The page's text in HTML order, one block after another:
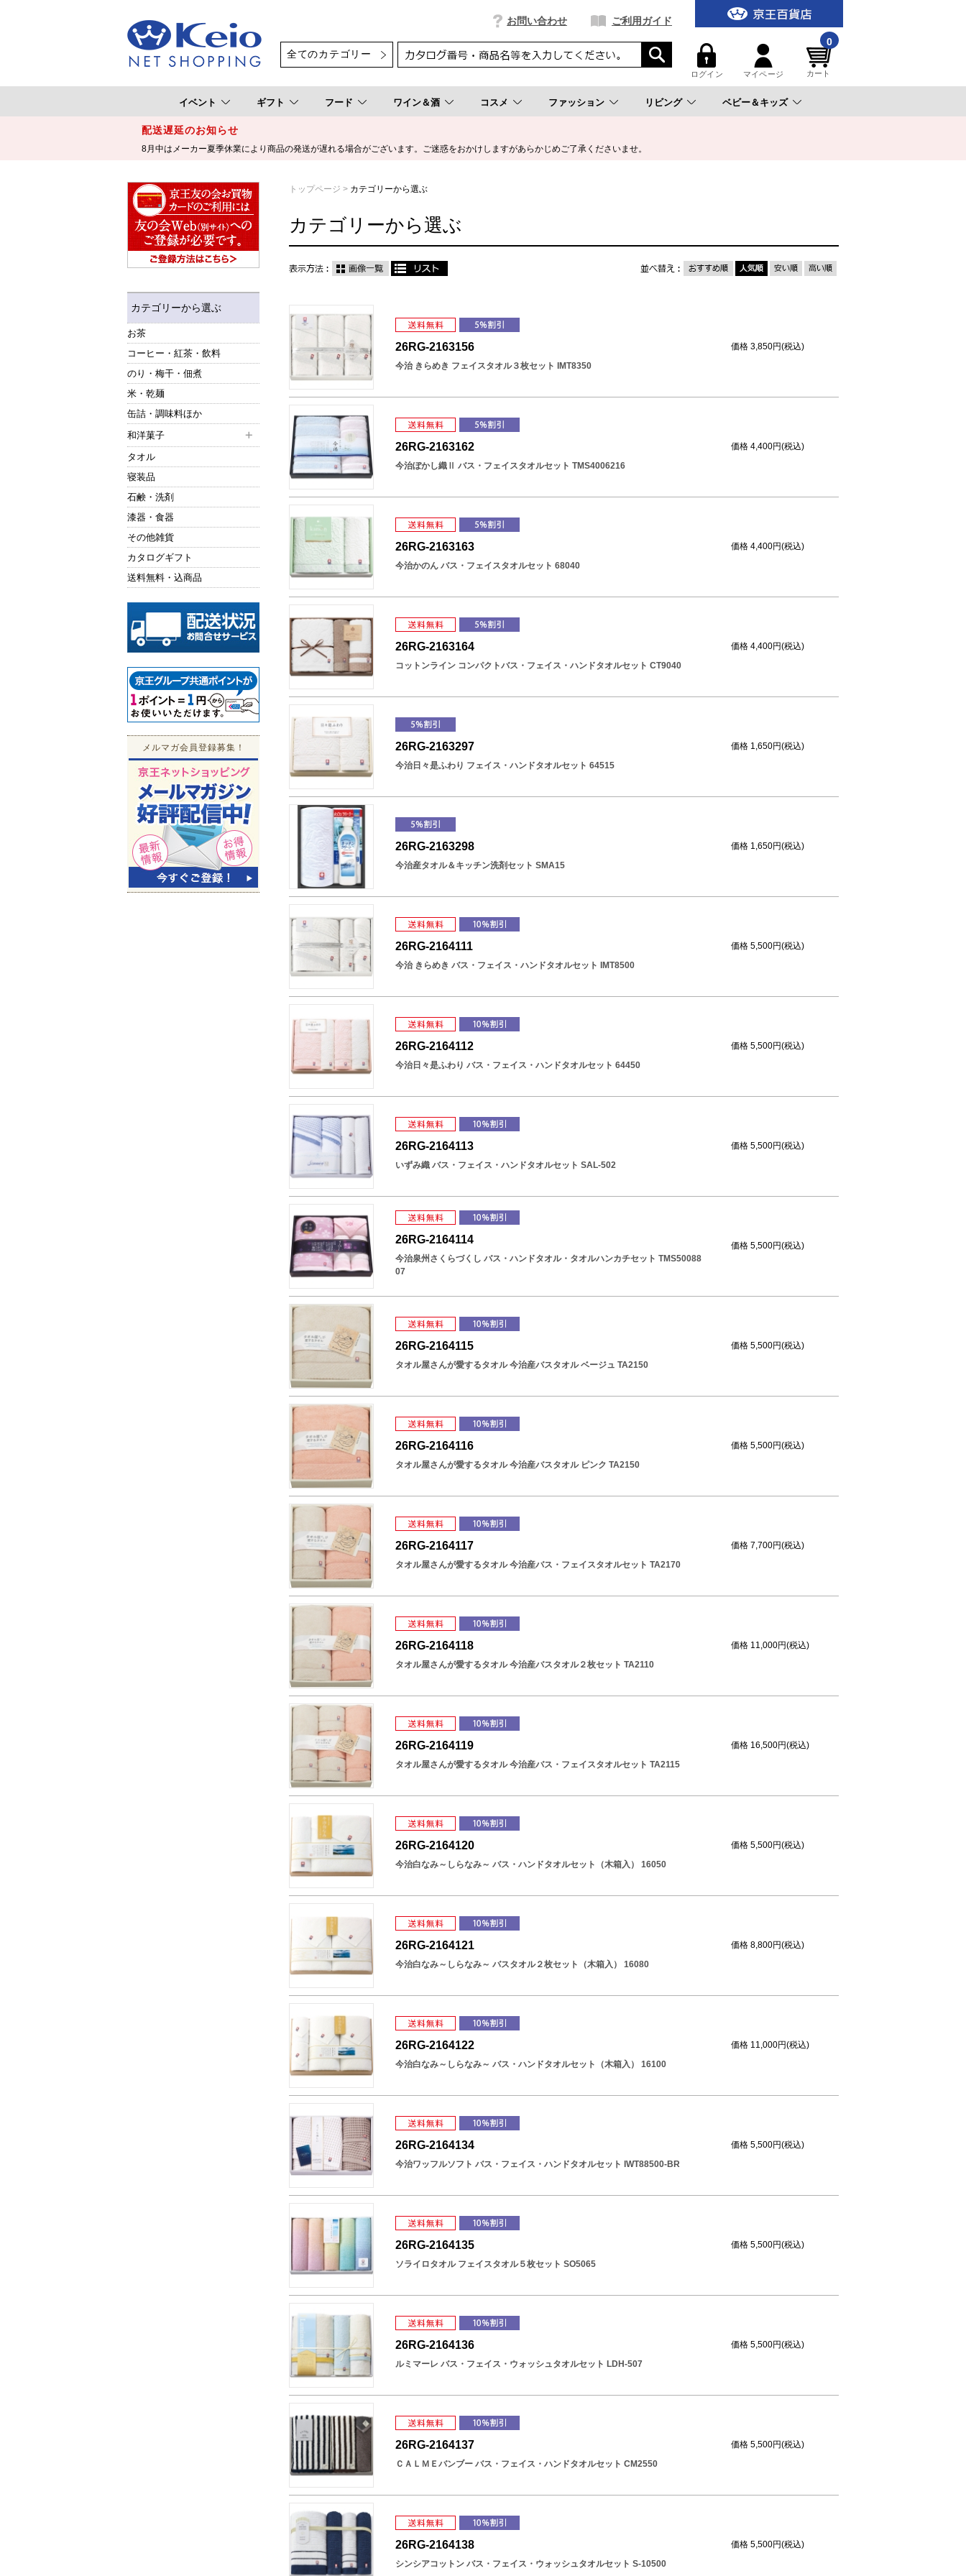
お問い合わせ ご利用ガイド
ログイン マイページ
0
カート
イベント ギフト フード ワイン＆酒 コスメ ファッション リビング ベビー＆キッズ
配送遅延のお知らせ
8月中はメーカー夏季休業により商品の発送が遅れる場合がございます。ご迷惑をおかけしますがあらかじめご了承くださいませ。
カテゴリーから選ぶ
お茶
コーヒー・紅茶・飲料
のり・梅干・佃煮
米・乾麺
缶詰・調味料ほか
和洋菓子
タオル
寝装品
石鹸・洗剤
漆器・食器
その他雑貨
カタログギフト
送料無料・込商品
メルマガ会員登録募集！
トップページ カテゴリーから選ぶ
カテゴリーから選ぶ
26RG-2163156
今治 きらめき フェイスタオル３枚セット IMT8350
価格 3,850円(税込)
26RG-2163162
今治ぼかし織Ⅱ バス・フェイスタオルセット TMS4006216
価格 4,400円(税込)
26RG-2163163
今治かのん バス・フェイスタオルセット 68040
価格 4,400円(税込)
26RG-2163164
コットンライン コンパクトバス・フェイス・ハンドタオルセット CT9040
価格 4,400円(税込)
26RG-2163297
今治日々是ふわり フェイス・ハンドタオルセット 64515
価格 1,650円(税込)
26RG-2163298
今治産タオル＆キッチン洗剤セット SMA15
価格 1,650円(税込)
26RG-2164111
今治 きらめき バス・フェイス・ハンドタオルセット IMT8500
価格 5,500円(税込)
26RG-2164112
今治日々是ふわり バス・フェイス・ハンドタオルセット 64450
価格 5,500円(税込)
26RG-2164113
いずみ織 バス・フェイス・ハンドタオルセット SAL-502
価格 5,500円(税込)
26RG-2164114
今治泉州さくらづくし バス・ハンドタオル・タオルハンカチセット TMS50088
07
価格 5,500円(税込)
26RG-2164115
タオル屋さんが愛するタオル 今治産バスタオル ベージュ TA2150
価格 5,500円(税込)
26RG-2164116
タオル屋さんが愛するタオル 今治産バスタオル ピンク TA2150
価格 5,500円(税込)
26RG-2164117
タオル屋さんが愛するタオル 今治産バス・フェイスタオルセット TA2170
価格 7,700円(税込)
26RG-2164118
タオル屋さんが愛するタオル 今治産バスタオル２枚セット TA2110
価格 11,000円(税込)
26RG-2164119
タオル屋さんが愛するタオル 今治産バス・フェイスタオルセット TA2115
価格 16,500円(税込)
26RG-2164120
今治白なみ～しらなみ～ バス・ハンドタオルセット（木箱入） 16050
価格 5,500円(税込)
26RG-2164121
今治白なみ～しらなみ～ バスタオル２枚セット（木箱入） 16080
価格 8,800円(税込)
26RG-2164122
今治白なみ～しらなみ～ バス・ハンドタオルセット（木箱入） 16100
価格 11,000円(税込)
26RG-2164134
今治ワッフルソフト バス・フェイス・ハンドタオルセット IWT88500-BR
価格 5,500円(税込)
26RG-2164135
ソライロタオル フェイスタオル５枚セット SO5065
価格 5,500円(税込)
26RG-2164136
ルミマーレ バス・フェイス・ウォッシュタオルセット LDH-507
価格 5,500円(税込)
26RG-2164137
ＣＡＬＭＥバンブー バス・フェイス・ハンドタオルセット CM2550
価格 5,500円(税込)
26RG-2164138
シンシアコットン バス・フェイス・ウォッシュタオルセット S-10500
価格 5,500円(税込)